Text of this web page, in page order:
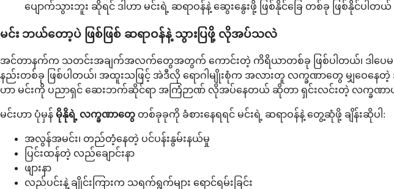
ပျောက်သွားဘူး ဆိုရင် ဒါဟာ မင်းရဲ့ ဆရာဝန်နဲ့ ဆွေးနွေးဖို့ ဖြစ်နိုင်ခြေ တစ်ခု ဖြစ်နိုင်ပါတယ်
မင်း ဘယ်တော့ပဲ ဖြစ်ဖြစ် ဆရာဝန်နဲ့ သွားပြဖို့ လိုအပ်သလဲ
အင်တာနက်က သတင်းအချက်အလက်တွေအတွက် ကောင်းတဲ့ ကိရိယာတစ်ခု ဖြစ်ပါတယ်၊ ဒါပေမယ့် ဆ
နည်းတစ်ခု ဖြစ်ပါတယ်၊ အထူးသဖြင့် အဲဒီလို ရောဂါမျိုးစုံက အလားတူ လက္ခဏာတွေ မျှဝေနေတဲ့ အခါ
ဟာ မင်းကို ပညာရှင် ဆေးဘက်ဆိုင်ရာ အကြံဉာဏ် လိုအပ်နေတယ် ဆိုတာ ရှင်းလင်းတဲ့ လက္ခဏာပ
မင်းဟာ ပုံမှန် မိုနိုရဲ့ လက္ခဏာတွေ တစ်ခုခုကို ခံစားနေရရင် မင်းရဲ့ ဆရာဝန်နဲ့ တွေ့ဆုံဖို့ ချိန်းဆိုပါ:
အလွန်အမင်း၊ တည်တံ့နေတဲ့ ပင်ပန်းနွမ်းနယ်မှု
ပြင်းထန်တဲ့ လည်ချောင်းနာ
ဖျားနာ
လည်ပင်းနဲ့ ချိုင်းကြားက သရက်ရွက်များ ရောင်ရမ်းခြင်း